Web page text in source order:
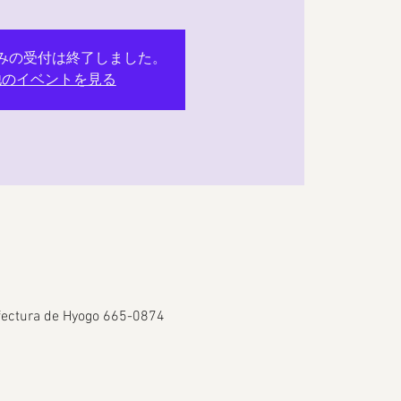
の受付は終了しました。
イベントを見る
de Hyogo 665-0874